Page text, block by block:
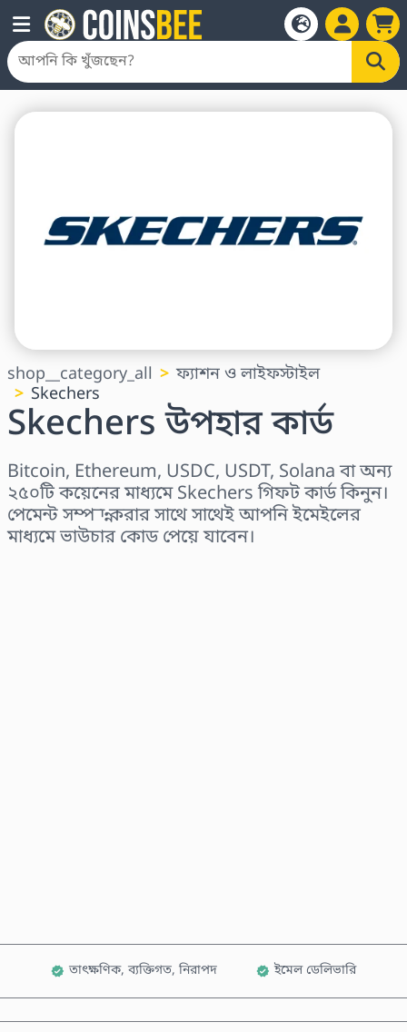
shop__category_all
ফ্যাশন ও লাইফস্টাইল
Skechers
Skechers উপহার কার্ড
Bitcoin, Ethereum, USDC, USDT, Solana বা অন্য
২৫০টি কয়েনের মাধ্যমে Skechers গিফট কার্ড কিনুন।
পেমেন্ট সম্পন্ন করার সাথে সাথেই আপনি ইমেইলের
মাধ্যমে ভাউচার কোড পেয়ে যাবেন।
তাৎক্ষণিক, ব্যক্তিগত, নিরাপদ ইমেল ডেলিভারি